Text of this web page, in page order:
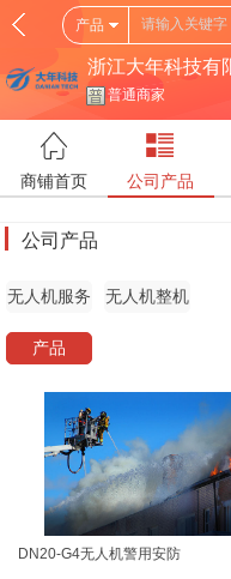
产品
浙江大年科技有
普通商家
商铺首页 公司产品
公司产品
无人机服务 无人机整机
产品
DN20-G4无人机警用安防